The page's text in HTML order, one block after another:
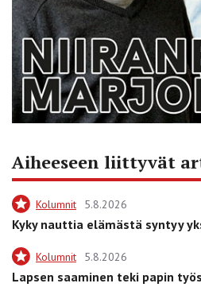
Aiheeseen liittyvät
Kolumnit 5.8.2026
Kyky nauttia elämästä syntyy
Kolumnit 5.8.2026
Lapsen saaminen teki papin